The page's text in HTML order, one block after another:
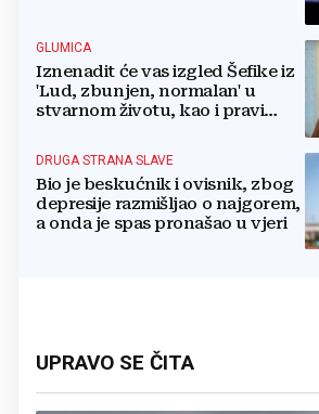
GLUMICA
Iznenadit će vas izgled Šefike iz
'Lud, zbunjen, normalan' u
stvarnom životu, kao i pravi
DRUGA STRANA SLAVE
Bio je beskućnik i ovisnik, zbog
depresije razmišljao o najgorem,
a onda je spas pronašao u vjeri
UPRAVO SE ČITA